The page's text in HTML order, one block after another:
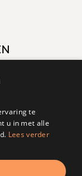
te
u in met alle
Lees verder